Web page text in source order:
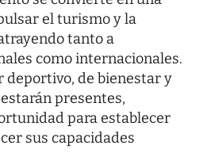
el turismo y la
tanto a
como internacionales.
deportivo, de bienestar y
presentes,
para establecer
sus capacidades